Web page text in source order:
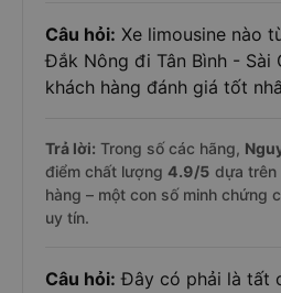
Câu hỏi: Xe limousine nào
Đắk Nông đi Tân Bình - Sài
khách hàng đánh giá tốt
Trả lời: Trong số các hãng,
điểm chất lượng 4.9/5 dựa trên
hàng – một con số minh chứng
uy tín.
Câu hỏi: Đây có phải là tất